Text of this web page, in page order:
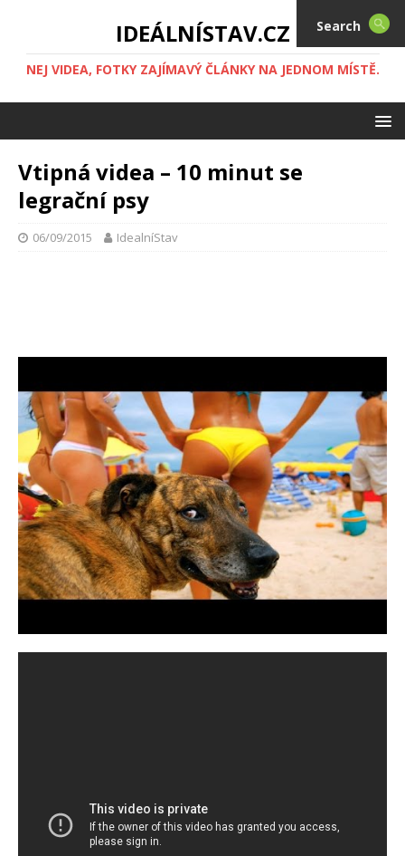
IDEÁLNÍSTAV.CZ
NEJ VIDEA, FOTKY ZAJÍMAVÝ ČLÁNKY NA JEDNOM MÍSTĚ.
Vtipná videa – 10 minut se
legrační psy
06/09/2015 IdealníStav
Search